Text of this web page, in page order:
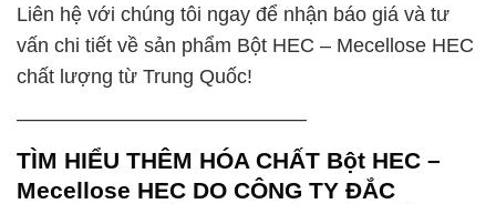
Liên hệ với chúng tôi ngay để nhận báo giá và tư
vấn chi tiết về sản phẩm Bột HEC – Mecellose HEC
chất lượng từ Trung Quốc!
——————————————–
TÌM HIỂU THÊM HÓA CHẤT Bột HEC –
Mecellose HEC DO CÔNG TY ĐẮC